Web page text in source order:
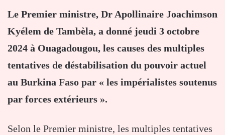
Le Premier ministre, Dr Apollinaire Joachimson
Kyélem de Tambèla, a donné jeudi 3 octobre
2024 à Ouagadougou, les causes des multiples
tentatives de déstabilisation du pouvoir actuel
au Burkina Faso par « les impérialistes soutenus
par forces extérieurs ».
Selon le Premier ministre, les multiples tentatives